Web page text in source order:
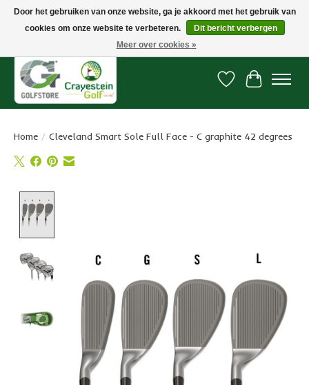
Snelle levering, gratis vanaf € 100. Onze oncourse Golfshop in Dordrecht is
Verlanglijst
Home / Cleveland Smart Sole Full Face - C graphite 42 degrees
Door het gebruiken van onze website, ga je akkoord met het gebruik van
cookies om onze website te verbeteren.
Dit bericht verbergen
Meer over cookies »